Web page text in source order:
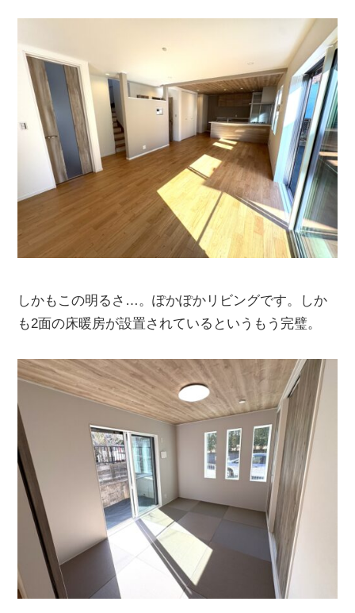
しかもこの明るさ…。ぽかぽかリビングです。しか
も2面の床暖房が設置されているというもう完璧。